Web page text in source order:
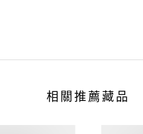
相關推薦藏品